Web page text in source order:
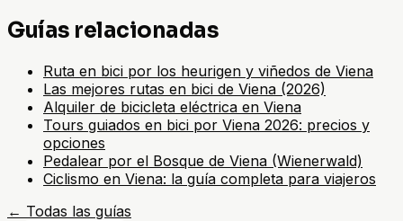
Guías relacionadas
Ruta en bici por los heurigen y viñedos de Viena
Las mejores rutas en bici de Viena (2026)
Alquiler de bicicleta eléctrica en Viena
Tours guiados en bici por Viena 2026: precios y
opciones
Pedalear por el Bosque de Viena (Wienerwald)
Ciclismo en Viena: la guía completa para viajeros
← Todas las guías